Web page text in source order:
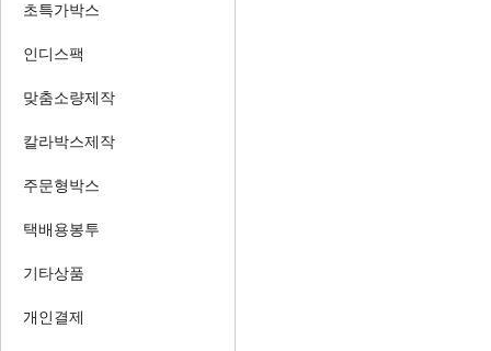
초특가박스
인디스팩
맞춤소량제작
칼라박스제작
주문형박스
택배용봉투
기타상품
개인결제